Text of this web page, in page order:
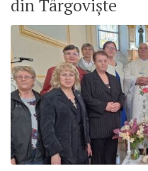
din Târgoviște